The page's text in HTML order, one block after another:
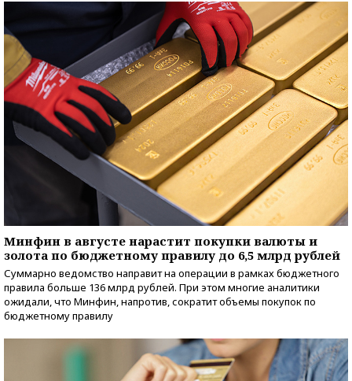
Минфин в августе нарастит покупки валюты и
золота по бюджетному правилу до 6,5 млрд рублей
Суммарно ведомство направит на операции в рамках бюджетного
правила больше 136 млрд рублей. При этом многие аналитики
ожидали, что Минфин, напротив, сократит объемы покупок по
бюджетному правилу